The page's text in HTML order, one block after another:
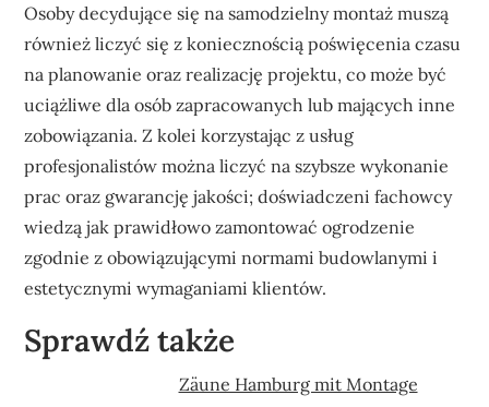
Osoby decydujące się na samodzielny montaż muszą
również liczyć się z koniecznością poświęcenia czasu
na planowanie oraz realizację projektu, co może być
uciążliwe dla osób zapracowanych lub mających inne
zobowiązania. Z kolei korzystając z usług
profesjonalistów można liczyć na szybsze wykonanie
prac oraz gwarancję jakości; doświadczeni fachowcy
wiedzą jak prawidłowo zamontować ogrodzenie
zgodnie z obowiązującymi normami budowlanymi i
estetycznymi wymaganiami klientów.
Sprawdź także
Zäune Hamburg mit Montage